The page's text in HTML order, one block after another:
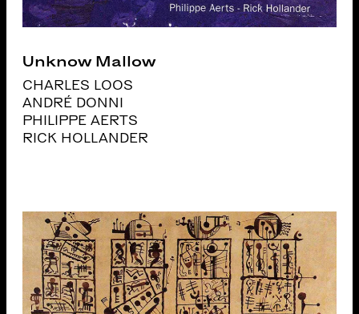
Unknow Mallow
CHARLES LOOS
ANDRÉ DONNI
PHILIPPE AERTS
RICK HOLLANDER